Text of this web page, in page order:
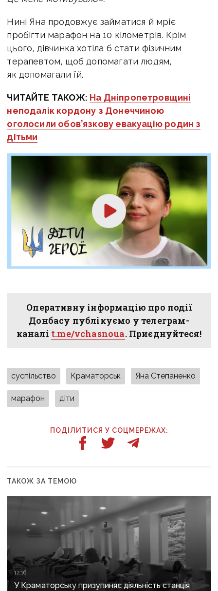
Нині Яна продовжує займатися й мріє
пробігти марафон на 10 кілометрів. Крім
цього, дівчинка хотіла б стати фізичним
терапевтом, щоб допомагати людям,
як допомагали їй.
ЧИТАЙТЕ ТАКОЖ: На Дніпропетровщині
неподалік кордону з Донеччиною
оголосили обов’язкову евакуацію родин з
дітьми
Оперативну інформацію про події
Донбасу публікуємо у телеграм-
каналі t.me/vchasnoua. Приєднуйтеся!
суспільство Краматорськ Яна Степаненко
марафон діти
ПОДІЛИТИСЯ У СОЦМЕРЕЖАХ:
ТАКОЖ ЗА ТЕМОЮ
12:16
У Краматорську призупиняє діяльність станція